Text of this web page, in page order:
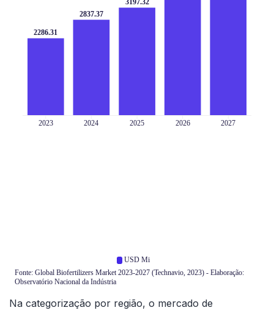
Na categorização por região, o mercado de